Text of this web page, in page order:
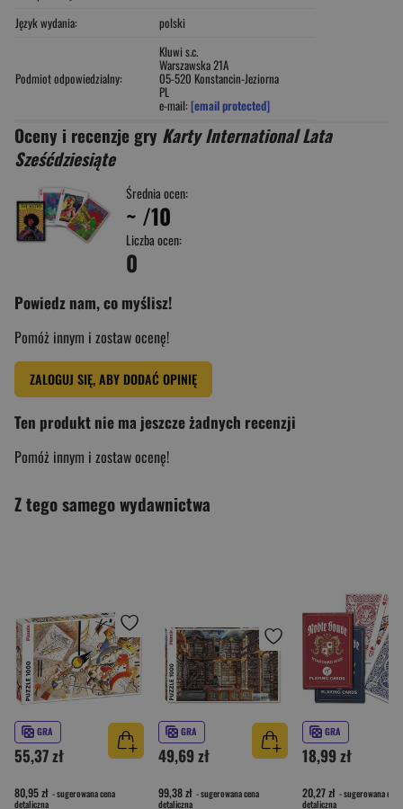
Język wydania:
polski
Podmiot odpowiedzialny:
Kluwi s.c.
Warszawska 21A
05-520 Konstancin-Jeziorna
PL
e-mail: [email protected]
Oceny i recenzje gry Karty International Lata
Sześćdziesiąte
Średnia ocen:
~ /10
Liczba ocen:
0
Powiedz nam, co myślisz!
Pomóż innym i zostaw ocenę!
ZALOGUJ SIĘ, ABY DODAĆ OPINIĘ
Ten produkt nie ma jeszcze żadnych recenzji
Pomóż innym i zostaw ocenę!
Z tego samego wydawnictwa
GRA
55,37 zł
80,95 zł - sugerowana cena
detaliczna
GRA
49,69 zł
99,38 zł - sugerowana cena
detaliczna
GRA
18,99 zł
20,27 zł - sugerowana cena
detaliczna